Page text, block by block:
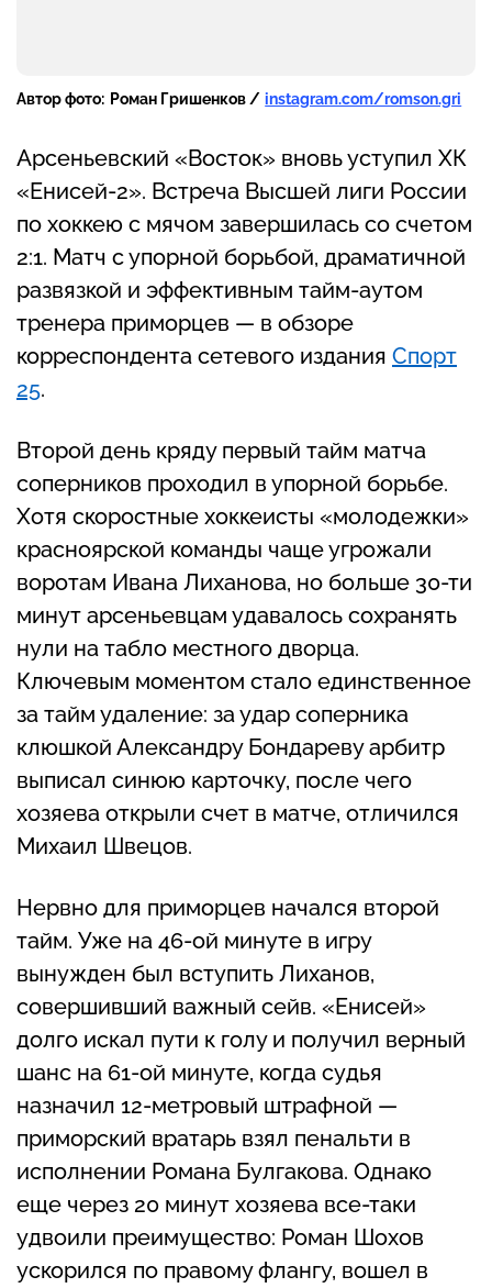
Автор фото: Роман Гришенков / instagram.com/romson.gri
Арсеньевский «Восток» вновь уступил ХК
«Енисей-2». Встреча Высшей лиги России
по хоккею с мячом завершилась со счетом
2:1. Матч с упорной борьбой, драматичной
развязкой и эффективным тайм-аутом
тренера приморцев — в обзоре
корреспондента сетевого издания Спорт
25.
Второй день кряду первый тайм матча
соперников проходил в упорной борьбе.
Хотя скоростные хоккеисты «молодежки»
красноярской команды чаще угрожали
воротам Ивана Лиханова, но больше 30-ти
минут арсеньевцам удавалось сохранять
нули на табло местного дворца.
Ключевым моментом стало единственное
за тайм удаление: за удар соперника
клюшкой Александру Бондареву арбитр
выписал синюю карточку, после чего
хозяева открыли счет в матче, отличился
Михаил Швецов.
Нервно для приморцев начался второй
тайм. Уже на 46-ой минуте в игру
вынужден был вступить Лиханов,
совершивший важный сейв. «Енисей»
долго искал пути к голу и получил верный
шанс на 61-ой минуте, когда судья
назначил 12-метровый штрафной —
приморский вратарь взял пенальти в
исполнении Романа Булгакова. Однако
еще через 20 минут хозяева все-таки
удвоили преимущество: Роман Шохов
ускорился по правому флангу, вошел в